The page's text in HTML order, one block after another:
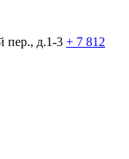
пер., д.1-3 + 7 812